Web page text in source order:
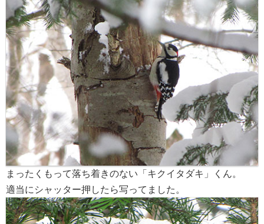
まったくもって落ち着きのない「キクイタダキ」くん。
適当にシャッター押したら写ってました。